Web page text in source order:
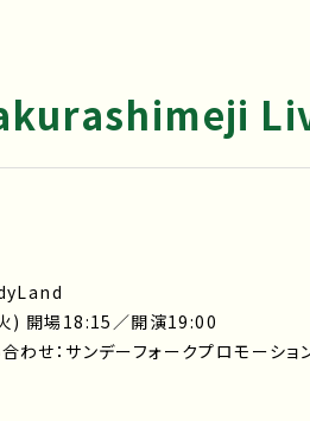
) 開場18:15／開演19:00
わせ：サンデーフォークプロモ